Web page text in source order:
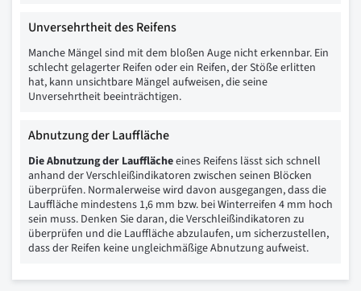
Unversehrtheit des Reifens
Manche Mängel sind mit dem bloßen Auge nicht erkennbar. Ein
schlecht gelagerter Reifen oder ein Reifen, der Stöße erlitten
hat, kann unsichtbare Mängel aufweisen, die seine
Unversehrtheit beeinträchtigen.
Abnutzung der Lauffläche
Die Abnutzung der Laufflächeeines Reifens lässt sich schnell
anhand der Verschleißindikatoren zwischen seinen Blöcken
überprüfen. Normalerweise wird davon ausgegangen, dass die
Lauffläche mindestens 1,6 mm bzw. bei Winterreifen 4 mm hoch
sein muss. Denken Sie daran, die Verschleißindikatoren zu
überprüfen und die Lauffläche abzulaufen, um sicherzustellen,
dass der Reifen keine ungleichmäßige Abnutzung aufweist.